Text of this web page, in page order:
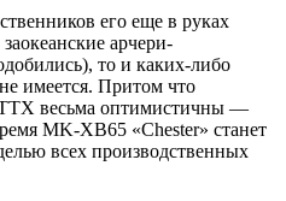
его еще в руках
арчери-
то и каких-либо
имеется. Притом что
ТТХ весьма оптимистичны —
MK-XB65 «Chester» станет
всех производственных